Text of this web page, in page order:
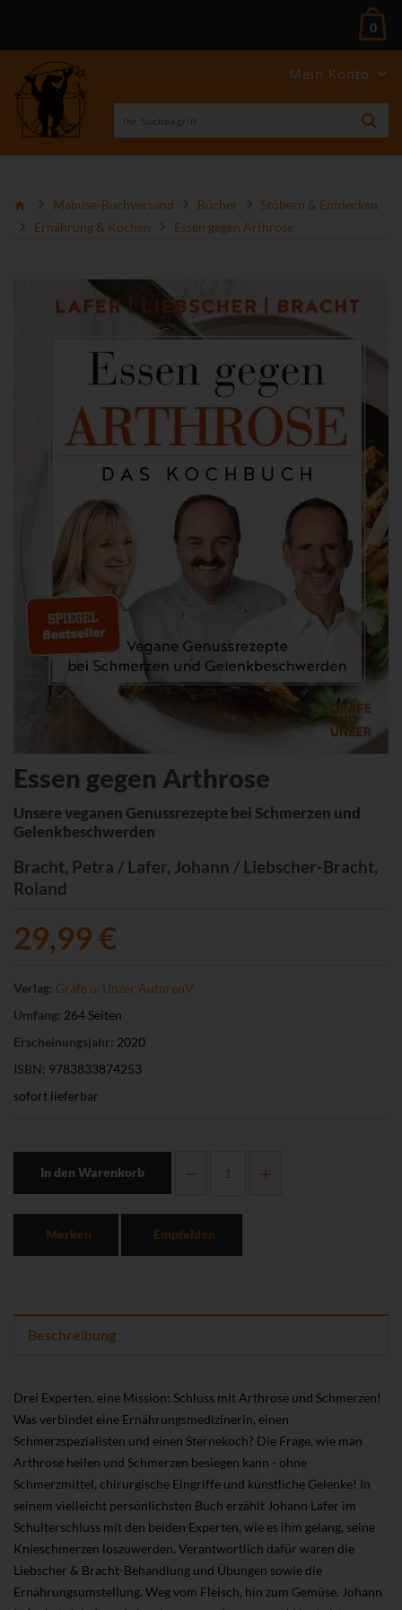
Mein Konto
0
Mabuse-Buchversand Bücher
Stöbern & Entdecken
Ernährung & Kochen
Essen gegen Arthrose
Essen gegen Arthrose
Unsere veganen Genussrezepte bei Schmerzen und
Gelenkbeschwerden
Bracht, Petra / Lafer, Johann / Liebscher-Bracht,
Roland
29,99 €
Verlag: Gräfe u. Unzer AutorenV
Umfang: 264 Seiten
Erscheinungsjahr: 2020
ISBN: 9783833874253
sofort lieferbar
In den Warenkorb
Merken Empfehlen
Beschreibung
Drei Experten, eine Mission: Schluss mit Arthrose und Schmerzen!
Was verbindet eine Ernährungsmedizinerin, einen
Schmerzspezialisten und einen Sternekoch? Die Frage, wie man
Arthrose heilen und Schmerzen besiegen kann - ohne
Schmerzmittel, chirurgische Eingriffe und künstliche Gelenke! In
seinem vielleicht persönlichsten Buch erzählt Johann Lafer im
Schulterschluss mit den beiden Experten, wie es ihm gelang, seine
Knieschmerzen loszuwerden. Verantwortlich dafür waren die
Liebscher & Bracht-Behandlung und Übungen sowie die
Ernährungsumstellung. Weg vom Fleisch, hin zum Gemüse. Johann